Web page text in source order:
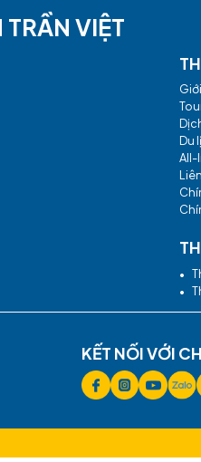
đá muôn hình vạn
Tuy nhiên, hành
phải có 1 hướng dẫn